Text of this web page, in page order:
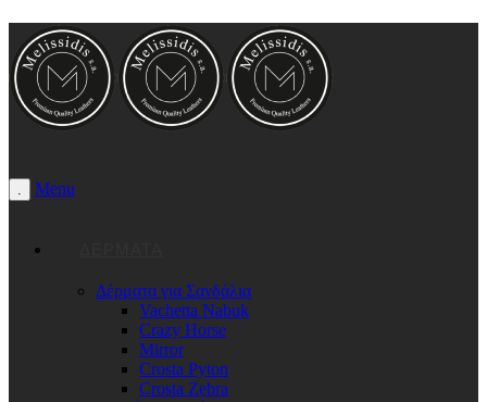
. Menu
Δέρματα για Σανδάλια
Vachetta Nabuk
Crazy Horse
Mirror
Crosta Pyton
Crosta Zebra